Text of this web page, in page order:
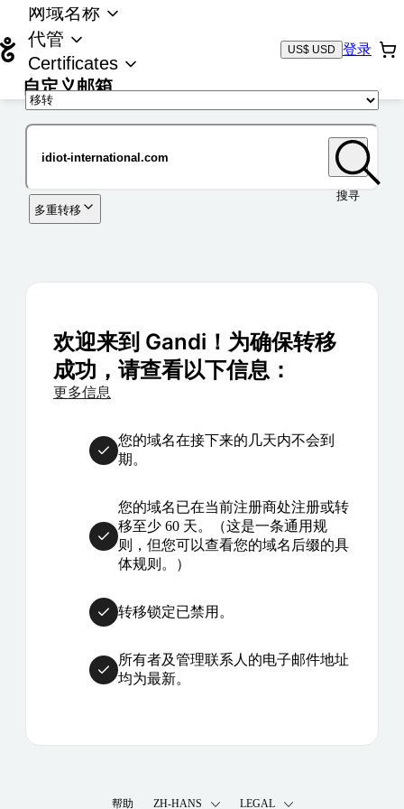
网域名称
代管
Certificates
自定义邮箱
US$ USD 登录
搜寻
多重转移
欢迎来到 Gandi！为确保转移
成功，请查看以下信息：
更多信息
您的域名在接下来的几天内不会到
期。
您的域名已在当前注册商处注册或转
移至少 60 天。（这是一条通用规
则，但您可以查看您的域名后缀的具
体规则。）
转移锁定已禁用。
所有者及管理联系人的电子邮件地址
均为最新。
帮助 ZH-HANS LEGAL